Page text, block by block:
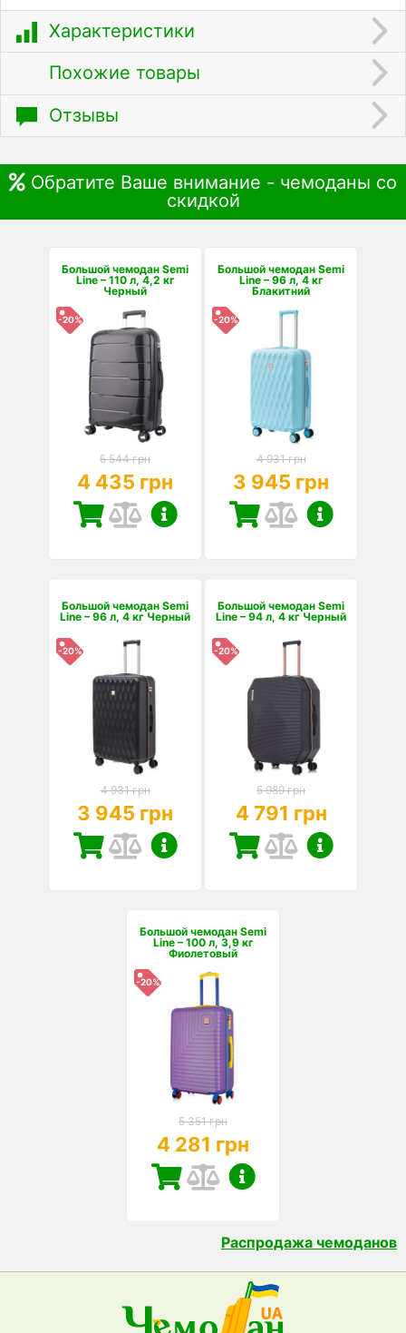
Характеристики
Похожие товары
Отзывы
Обратите Ваше внимание - чемоданы со
скидкой
Большой чемодан Semi
Line – 110 л, 4,2 кг
Черный
-20%
5 544 грн
4 435 грн
Большой чемодан Semi
Line – 96 л, 4 кг
Блакитний
-20%
4 931 грн
3 945 грн
Большой чемодан Semi
Line – 96 л, 4 кг Черный
-20%
4 931 грн
3 945 грн
Большой чемодан Semi
Line – 94 л, 4 кг Черный
-20%
5 989 грн
4 791 грн
Большой чемодан Semi
Line – 100 л, 3,9 кг
Фиолетовый
-20%
5 351 грн
4 281 грн
Распродажа чемоданов